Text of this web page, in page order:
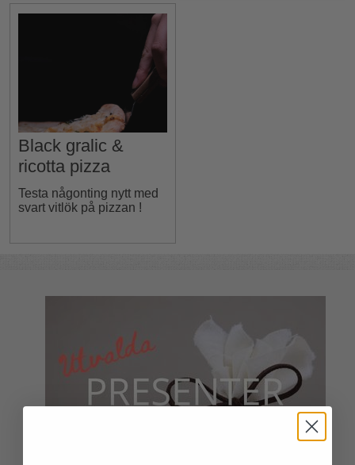
Black gralic &
ricotta pizza
Testa någonting nytt med
svart vitlök på pizzan !